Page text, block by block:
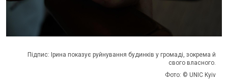
Підпис: Ірина показує руйнування будинків у громаді, зокрема й
свого власного.
Фото: © UNIC Kyiv